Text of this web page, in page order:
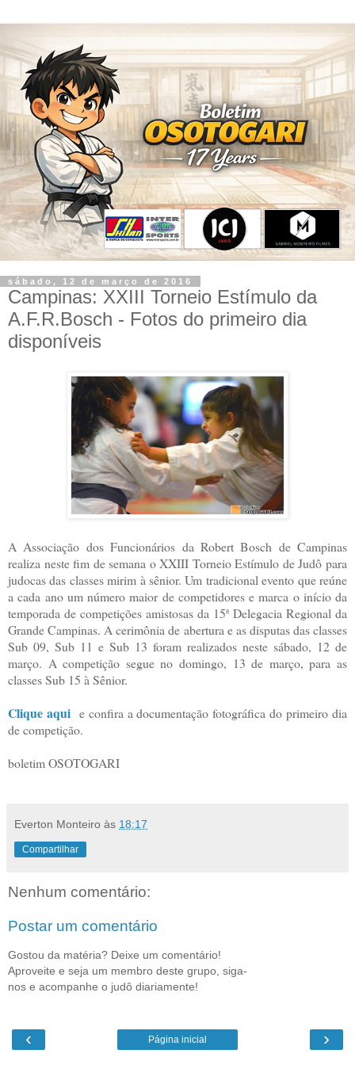
sábado, 12 de março de 2016
Campinas: XXIII Torneio Estímulo da
A.F.R.Bosch - Fotos do primeiro dia
disponíveis
A Associação dos Funcionários da Robert Bosch de Campinas
realiza neste fim de semana o XXIII Torneio Estímulo de Judô para
judocas das classes mirim à sênior. Um tradicional evento que reúne
a cada ano um número maior de competidores e marca o início da
temporada de competições amistosas da 15ª Delegacia Regional da
Grande Campinas. A cerimônia de abertura e as disputas das classes
Sub 09, Sub 11 e Sub 13 foram realizados neste sábado, 12 de
março. A competição segue no domingo, 13 de março, para as
classes Sub 15 à Sênior.
Clique aqui e confira a documentação fotográfica do primeiro dia
de competição.
boletim OSOTOGARI
Everton Monteiro às 18:17
Compartilhar
Nenhum comentário:
Postar um comentário
Gostou da matéria? Deixe um comentário!
Aproveite e seja um membro deste grupo, siga-
nos e acompanhe o judô diariamente!
‹ ›
Página inicial